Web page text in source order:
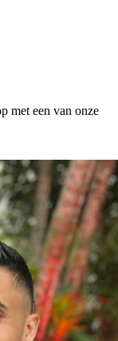
met een van onze